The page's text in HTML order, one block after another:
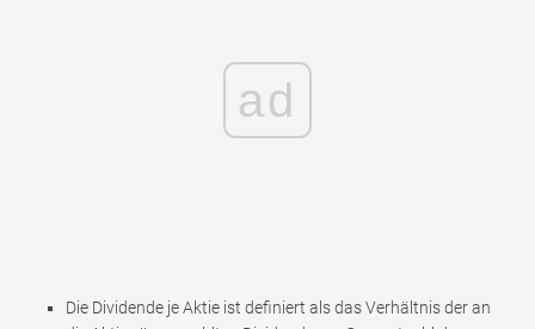
ad
Die Dividende je Aktie ist definiert als das Verhältnis der an